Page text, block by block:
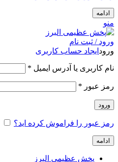
ادامه
منو
ورود / ثبت نام
ورود ایجاد حساب کاربری
نام کاربری یا آدرس ایمیل *
رمز عبور *
ورود
رمز عبور را فراموش کرده اید؟
ادامه
پخش عظیمی البرز